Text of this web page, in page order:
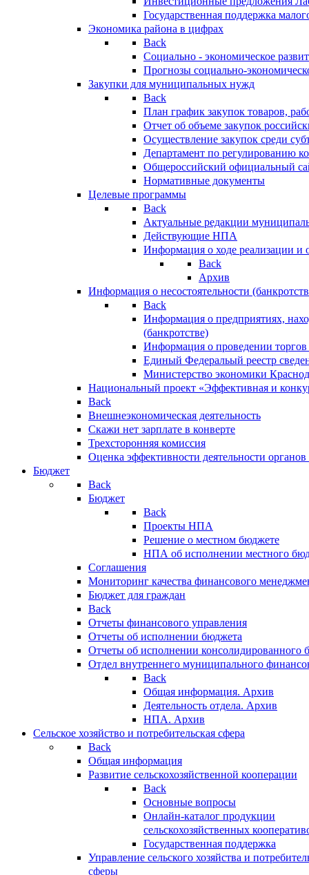
Государственная поддержка
Экономика района в цифрах
Back
Социально - экономическое
Прогнозы социально-
Закупки для муниципальных нужд
Back
План график закупок товаров,
Отчет об объеме закупок
Осуществление закупок среди
Департамент по регулированию
Общероссийский официальный
Нормативные документы
Целевые программы
Back
Актуальные редакции
Действующие НПА
Информация о ходе реализации
Back
Архив
Информация о несостоятельности
Back
Информация о предприятиях,
(банкротстве)
Информация о проведении
Единый Федеральый реестр
Министерство экономики
Национальный проект «Эффективная и
Back
Внешнеэкономическая деятельность
Скажи нет зарплате в конверте
Трехсторонняя комиссия
Оценка эффективности деятельности
Бюджет
Back
Бюджет
Back
Проекты НПА
Решение о местном бюджете
НПА об исполнении местного
Соглашения
Мониторинг качества финансового
Бюджет для граждан
Back
Отчеты финансового управления
Отчеты об исполнении бюджета
Отчеты об исполнении консолидированного
Отдел внутреннего муниципального
Back
Общая информация. Архив
Деятельность отдела. Архив
НПА. Архив
Сельское хозяйство и потребительская сфера
Back
Общая информация
Развитие сельскохозяйственной кооперации
Back
Основные вопросы
Онлайн-каталог продукции
сельскохозяйственных
Государственная поддержка
Управление сельского хозяйства и
сферы